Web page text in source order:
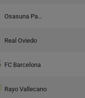
Osasuna Pampeluna
Real Oviedo
FC Barcelona
Rayo Vallecano